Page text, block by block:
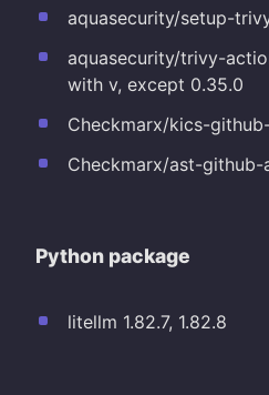
aquasecurity/setup-
aquasecurity/trivy-
with v, except 0.35.0
Checkmarx/kics-
Checkmarx/ast-
Python package
litellm 1.82.7, 1.82.8